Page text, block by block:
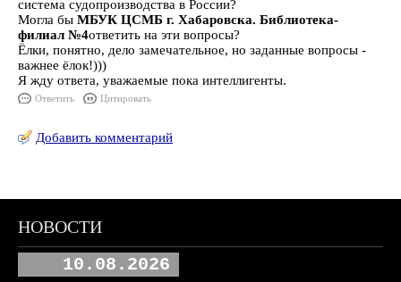
система судопроизводства в России?
Могла бы МБУК ЦСМБ г. Хабаровска. Библиотека-
филиал №4ответить на эти вопросы?
Ёлки, понятно, дело замечательное, но заданные вопросы -
важнее ёлок!)))
Я жду ответа, уважаемые пока интеллигенты.
Ответить Цитировать
Добавить комментарий
НОВОСТИ
10.08.2026